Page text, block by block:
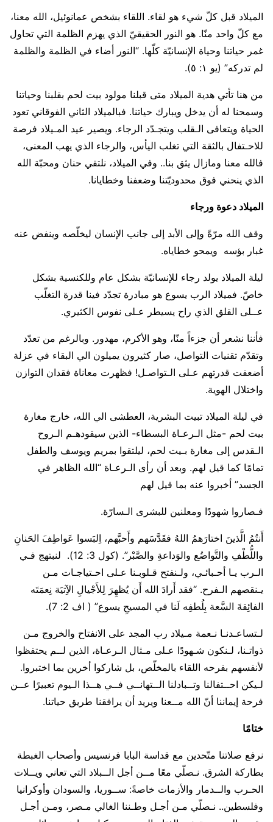
الميلاد قبل كلّ شيء هو لقاء. اللقاء بشخص عمانوئيل، الله معنا،
مع كلّ واحد منّا. هو النور الحقيقيّ الذي يهزم الظلمة التي تحاول
غمر حياتنا وحياة الإنسانيّة كلّها. “النور أضاء في الظلمة والظلمة
لم تدركه” (يو ١: ٥).
من هنا تأتي هدية الميلاد متى قبلنا مولود بيت لحم بقلبنا وحياتنا
وسمحنا له أن يدخل ويبارك حياتنا. فبالميلاد الثاني الفوقاني تعود
الحياة ويتعافى الـقلب ويتجـدّد الرجاء. ويصير عيد المـيلاد فرصة
للاحـتفال بالثقة التي تغلب اليأس، والرجاء الذي يهب المعنى،
فالله معنا ومازال يثق بنا.. وفي الميلاد، نلتقي حنان ومحبّة الله
الذي ينحني فوق محدوديّتنا وضعفنا وخطايانا.
الميلاد دعوة ورجاء
وقف الله مرّةً وإلى الأبد إلى جانب الإنسان ليخلّصه وينفض عنه
غبار بؤسه ويمحو خطاياه.
ليلة الميلاد يولد رجاء للإنسانيّة بشكل عام وللكنسية بشكل
خاصّ. فميلاد الرب يسوع هو مبادرة تجدّد فينا قدرة التغلّب
عــلى القلق الذي راح يسيطر عـلى نفوس الكثيري.
فأننا نشعر أن جزءاً منّا، وهو الأكرم، مهدور. وبالرغم من تعدّد
وتقدّم تقنيات التواصل، صار كثيرون يميلون الي البقاء في عزلة
أضعفت قدرتهم عـلى الـتواصـل! فظهرت معاناة فقدان التوازن
واختلال الهوية.
في ليلة الميلاد تبيت البشرية، العطشى الي الله، خارج مغارة
بيت لحم -مثل الـرعـاة البسطاء- الذين سيقودهـم الـروح
الـقدس إلى مغارة بـيت لحم، ليلتقوا بمريم ويوسف والطفل
تمامًا كما قيل لهم. وبعد أن رأى الـرعـاة “الله الظاهر في
الجسد” أخبروا عنه بما قيل لهم
فـصاروا شهودًا ومعلنين للبشرى الـسارّة.
أَنتُمُ الَّذينَ اختارَهمُ اللهُ فقَدَّسَهم وأَحبَّهم، اِلبَسوا عَواطِفَ الحَنانِ
واللُّطْفِ والتَّواضُع والوَداعةِ والصَّبْر”. (كول 3: 12). لنبتهج فـي
الـرب يـا أحـبائـي، ولـنفتح قـلوبـنا عـلى احـتياجـات مـن
يـنقصهم الـفرح. “فقد أَرادَ الله أَن يُظهِرَ لِلأَجْيالِ الآِتيَة نِعمَتَه
الفائِقةَ السَّعة بِلُطفِه لَنا في المسيحِ يسوع” ( اف 2: 7).
لـتساعـدنـا نـعمة مـيلاد رب المجد على الانفتاح والخروج مـن
ذواتـنا، لـنكون شـهودًا عـلى مـثال الـرعـاة، الذين لــم يحتفظوا
لأنفسهم بفرحه اللقاء بالمخلّص، بل شاركوا أخرين بما اختبروا.
لـيكن احــتفالنا وتــبادلنا الــتهانــي فــي هــذا الـيوم تعبيرًا عــن
فرحة إيماننا أنّ الله مــعنا ويريد أن يرافقنا طريق حياتنا.
ختامًا
نرفع صلاتنا متّحدين مع قداسة البابا فرنسيس وأصحاب الغبطة
بطاركة الشرق. نـصلّي معًا مــن أجل الــبلاد التي تعاني ويــلات
الحـرب والــدمار والأزمات خاصةً: ســوريا، والسودان وأوكرانيا
وفلسطين.. نـصلّي مـن أجـل وطـننا الغالي مـصر، ومـن أجـل